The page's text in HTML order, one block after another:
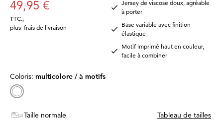
49,95 €
TTC.
plus frais de livraison
Jersey de viscose doux, agréable
à porter
Base variable avec finition
élastique
Motif imprimé haut en couleur,
facile à combiner
Coloris: multicolore / à motifs
Taille normale Tableau de tailles